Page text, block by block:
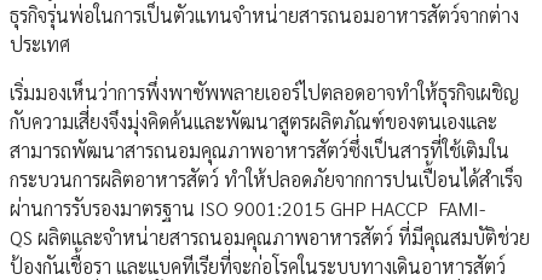
ธุรกิจรุ่นพ่อในการเป็นตัวแทนจำหน่ายสารถนอมอาหารสัตว์จากต่าง
ประเทศ
เริ่มมองเห็นว่าการพึ่งพาซัพพลายเออร์ไปตลอดอาจทำให้ธุรกิจเผชิญ
กับความเสี่ยงจึงมุ่งคิดค้นและพัฒนาสูตรผลิตภัณฑ์ของตนเองและ
สามารถพัฒนาสารถนอมคุณภาพอาหารสัตว์ซึ่งเป็นสารที่ใช้เติมใน
กระบวนการผลิตอาหารสัตว์ ทำให้ปลอดภัยจากการปนเปื้อนได้สำเร็จ
ผ่านการรับรองมาตรฐาน ISO 9001:2015 GHP HACCP FAMI-
QS ผลิตและจำหน่ายสารถนอมคุณภาพอาหารสัตว์ ที่มีคุณสมบัติช่วย
ป้องกันเชื้อรา และแบคทีเรียที่จะก่อโรคในระบบทางเดินอาหารสัตว์